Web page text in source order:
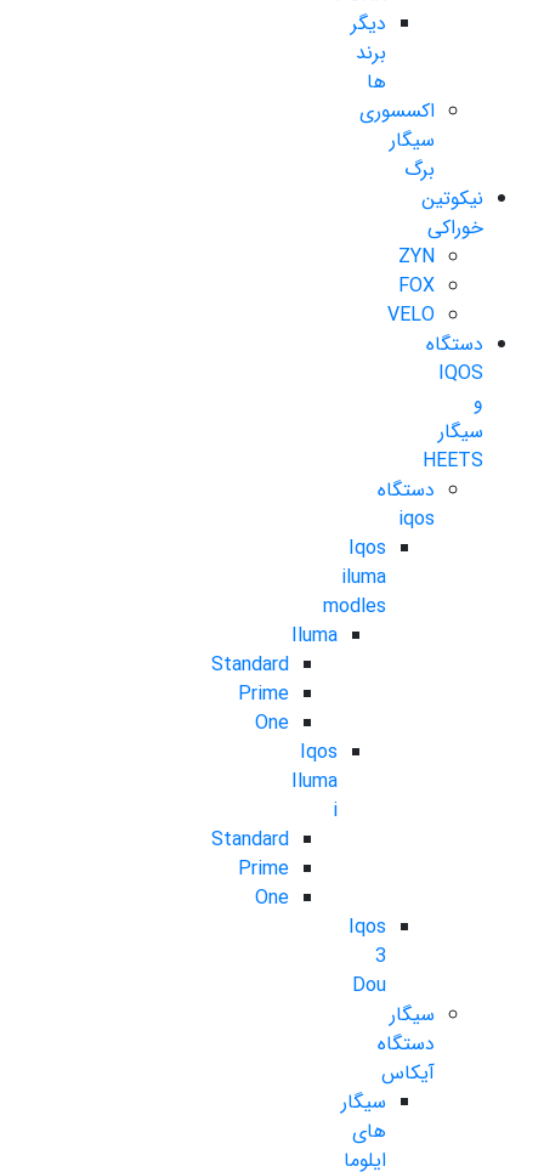
دیگر
برند
ها
اکسسوری
سیگار
برگ
نیکوتین
خوراکی
ZYN
FOX
VELO
دستگاه
IQOS
و
سیگار
HEETS
دستگاه
iqos
Iqos
iluma
modles
Iluma
Standard
Prime
One
Iqos
Iluma
i
Standard
Prime
One
Iqos
3
Dou
سیگار
دستگاه
آیکاس
سیگار
های
ایلوما